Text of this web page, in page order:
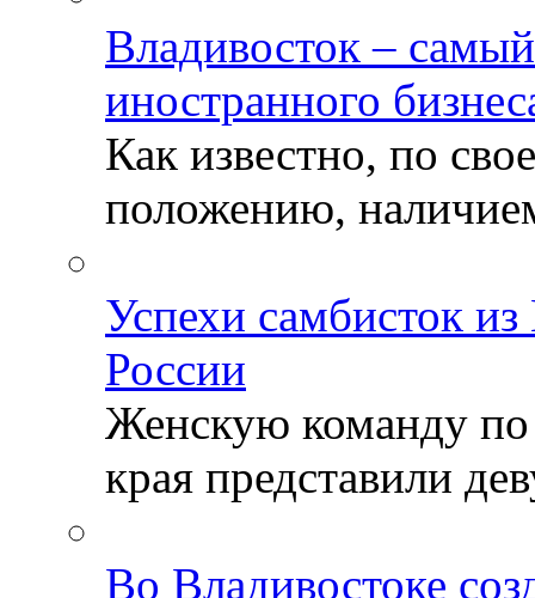
Владивосток –
иностранного
Как известно, по
положению,
Успехи самбисток
России
Женскую команду
края представили
Во Владивостоке